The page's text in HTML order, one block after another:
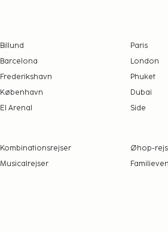
Billund
Paris
Barcelona
London
Frederikshavn
Phuket
København
Dubai
El Arenal Side
Kombinationsrejser
Øhop-
Musicalrejser